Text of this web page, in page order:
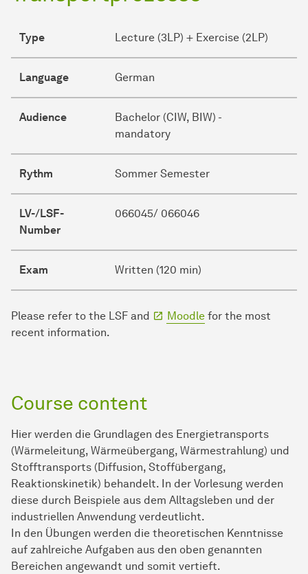
Type Lecture (3LP) + Exercise (2LP)
Language German
Audience
Bachelor (CIW, BIW) -
mandatory
Rythm Sommer Semester
LV-/LSF-
Number
066045/ 066046
Exam Written (120 min)
Please refer to the LSF and Moodle for the most
recent information.
Course content
Hier werden die Grundlagen des Energietransports
(Wärmeleitung, Wärmeübergang, Wärmestrahlung) und
Stofftransports (Diffusion, Stoffübergang,
Reaktionskinetik) behandelt. In der Vorlesung werden
diese durch Beispiele aus dem Alltagsleben und der
industriellen Anwendung verdeutlicht.
In den Übungen werden die theoretischen Kenntnisse
auf zahlreiche Aufgaben aus den oben genannten
Bereichen angewandt und somit vertieft.